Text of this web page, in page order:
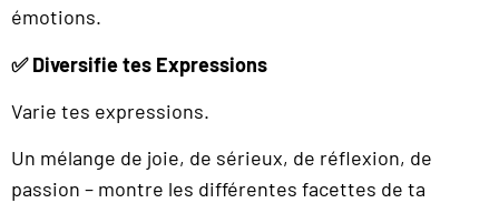
émotions.
✅ Diversifie tes Expressions
Varie tes expressions.
Un mélange de joie, de sérieux, de réflexion, de
passion – montre les différentes facettes de ta